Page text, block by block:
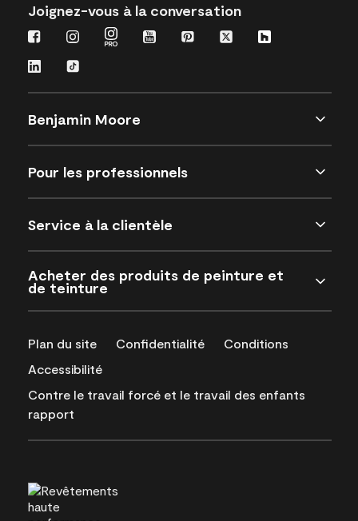
Joignez-vous à la conversation
Benjamin Moore
Pour les professionnels
Service à la clientèle
Acheter des produits de peinture et
de teinture
Plan du site Confidentialité
Conditions
Accessibilité
Contre le travail forcé et le travail des enfants
rapport